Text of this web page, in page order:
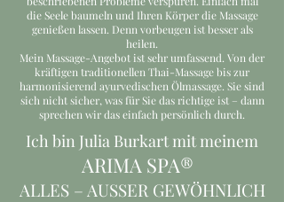
die Seele baumeln und Ihren Körper die Massage
genießen lassen. Denn vorbeugen ist besser als
heilen.
Mein Massage-Angebot ist sehr umfassend. Von der
kräftigen traditionellen Thai-Massage bis zur
harmonisierend ayurvedischen Ölmassage. Sie sind
sich nicht sicher, was für Sie das richtige ist – dann
sprechen wir das einfach persönlich durch.
Ich bin Julia Burkart mit meinem
ARIMA SPA®
ALLES – AUSSER GEWÖHNLICH